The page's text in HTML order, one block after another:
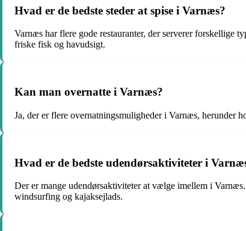
Hvad er de bedste steder at spise i Varnæs?
Varnæs har flere gode restauranter, der serverer forskellige
friske fisk og havudsigt.
Kan man overnatte i Varnæs?
Ja, der er flere overnatningsmuligheder i Varnæs, herunder
Hvad er de bedste udendørsaktiviteter i
Der er mange udendørsaktiviteter at vælge imellem i
windsurfing og kajaksejlads.